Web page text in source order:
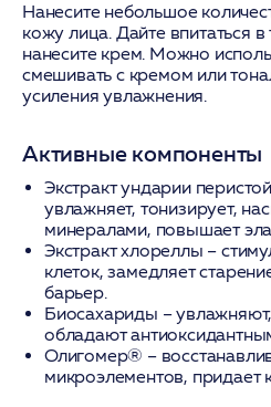
Нанесите небольшое
кожу лица. Дайте впитаться
нанесите крем. Можно
смешивать с кремом или
усиления увлажнения.
Активные компоненты
Экстракт ундарии перистой
увлажняет, тонизирует,
минералами, повышает
Экстракт хлореллы –
клеток, замедляет
барьер.
Биосахариды –
обладают
Олигомер® –
микроэлементов, придает